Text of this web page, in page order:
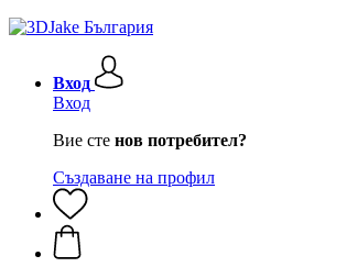
Вход
Вход
Вие сте нов потребител?
Създаване на профил